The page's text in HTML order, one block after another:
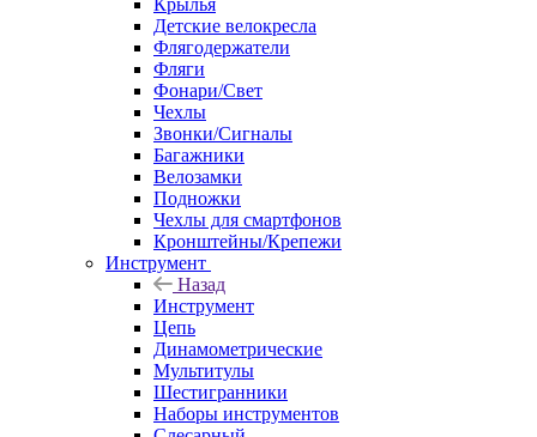
Крылья
Детские велокресла
Флягодержатели
Фляги
Фонари/Свет
Чехлы
Звонки/Сигналы
Багажники
Велозамки
Подножки
Чехлы для смартфонов
Кронштейны/Крепежи
Инструмент
Назад
Инструмент
Цепь
Динамометрические
Мультитулы
Шестигранники
Наборы инструментов